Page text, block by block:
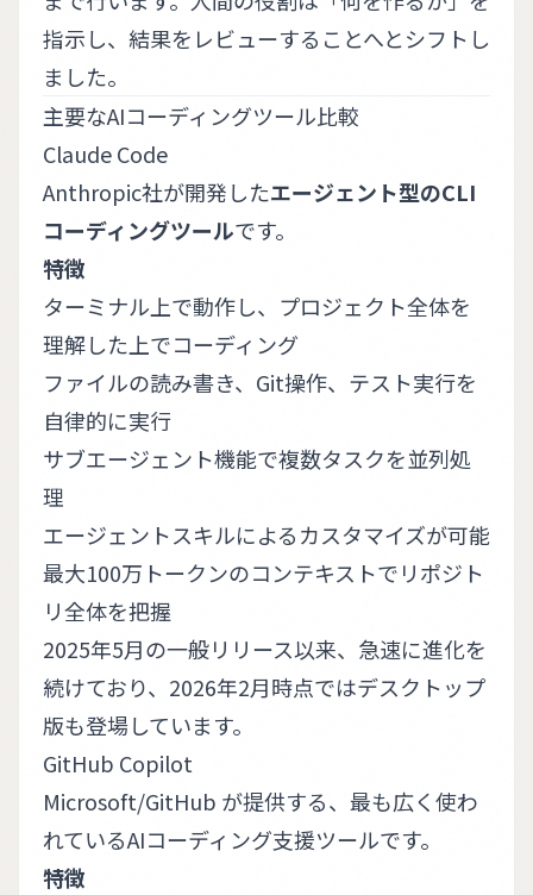
指示し、結果をレビューすることへとシフトし
ました。
主要なAIコーディングツール比較
Claude Code
Anthropic社が開発したエージェント型のCLI
コーディングツールです。
特徴
ターミナル上で動作し、プロジェクト全体を
理解した上でコーディング
ファイルの読み書き、Git操作、テスト実行を
自律的に実行
サブエージェント機能で複数タスクを並列処
理
エージェントスキルによるカスタマイズが可能
最大100万トークンのコンテキストでリポジト
リ全体を把握
2025年5月の一般リリース以来、急速に進化を
続けており、2026年2月時点ではデスクトップ
版も登場しています。
GitHub Copilot
Microsoft/GitHub が提供する、最も広く使わ
れているAIコーディング支援ツールです。
特徴